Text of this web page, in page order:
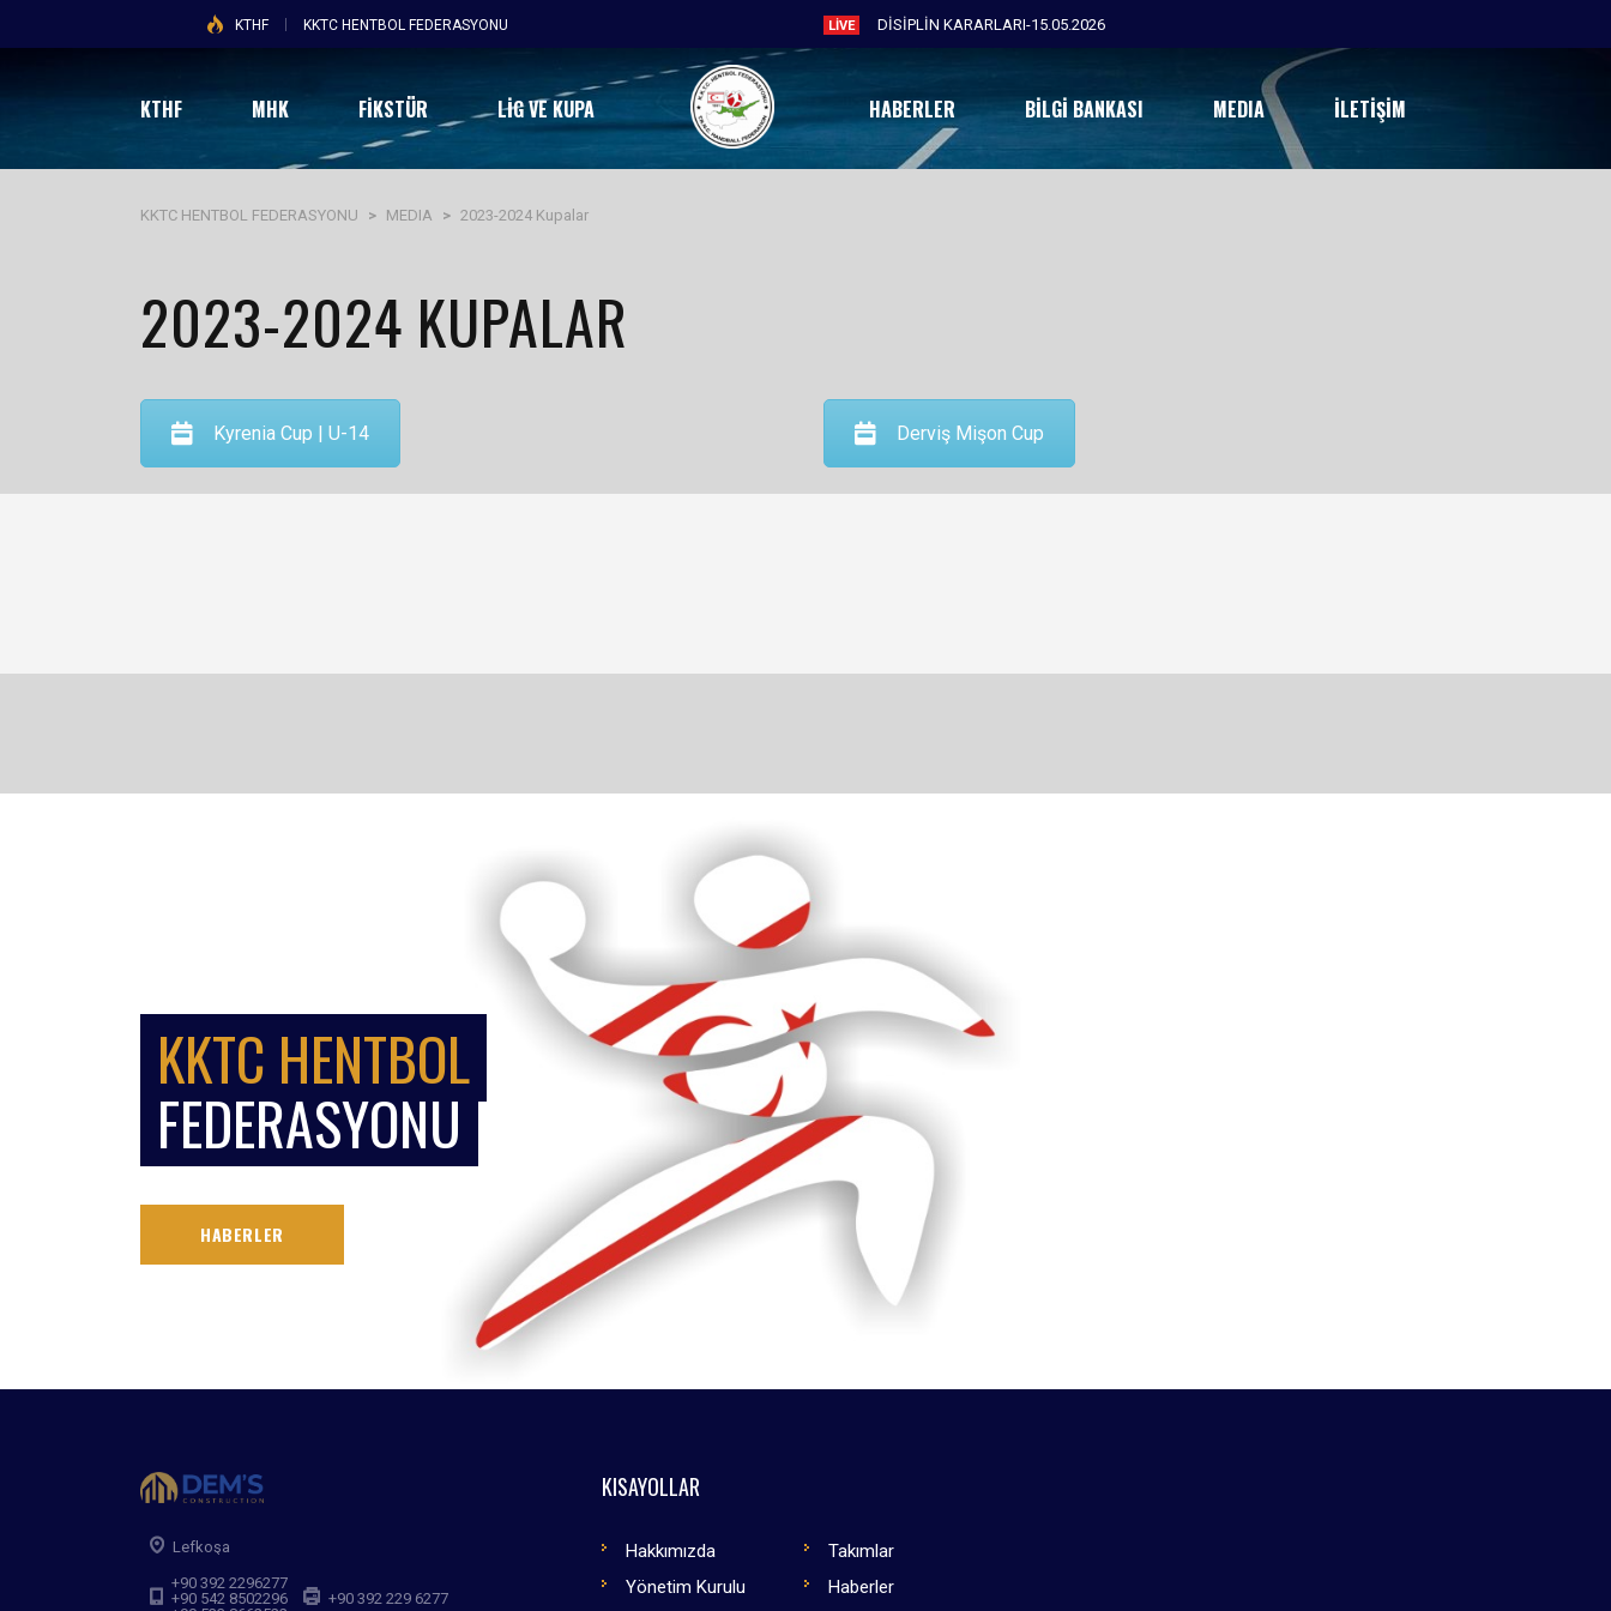
KTHF KKTC HENTBOL FEDERASYONU LIVE DİSİPLİN KARARLARI-15.05.2026
KTHF MHK FİKSTÜR LIG VE KUPA HABERLER BILGI BANKASI MEDIA İLETIŞIM
KKTC HENTBOL FEDERASYONU > MEDIA > 2023-2024 Kupalar
2023-2024 KUPALAR
Kyrenia Cup | U-14 Derviş Mişon Cup
KKTC HENTBOL
FEDERASYONU
HABERLER
Lefkoşa
+90 392 2296277
+90 542 8502296
+90 392 229 6277
KISAYOLLAR
Hakkımızda
Takımlar
Yönetim Kurulu
Haberler